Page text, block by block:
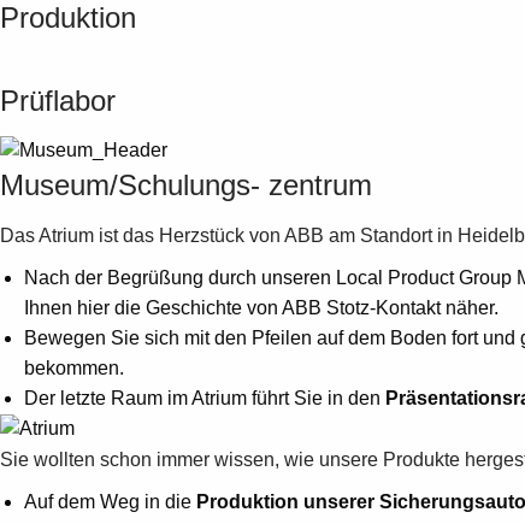
Produktion
Prüflabor
Museum/Schulungs- zentrum
Das Atrium ist das Herzstück von ABB am Standort in
Nach der Begrüßung durch unseren Local Product Group
Ihnen hier die Geschichte von ABB Stotz-Kontakt näher.
Bewegen Sie sich mit den Pfeilen auf dem Boden fort
bekommen.
Der letzte Raum im Atrium führt Sie in den
Sie wollten schon immer wissen, wie unsere Produkte
Auf dem Weg in die Produktion unserer